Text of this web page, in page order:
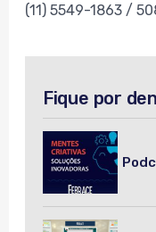
(11) 5549-1863 /
Fique por